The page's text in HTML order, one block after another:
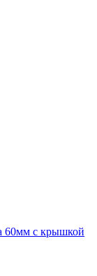
60мм с крышкой